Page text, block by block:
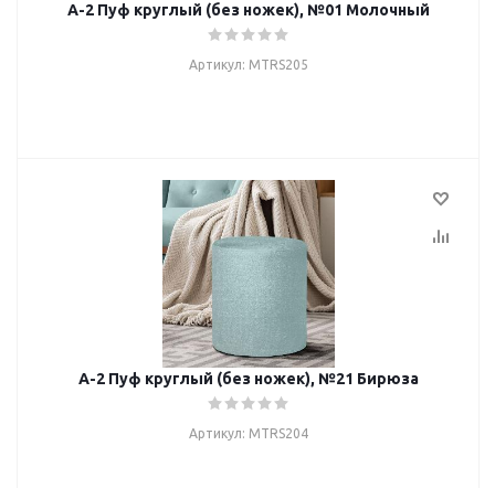
А-2 Пуф круглый (без ножек), №01 Молочный
Артикул: MTRS205
А-2 Пуф круглый (без ножек), №21 Бирюза
Артикул: MTRS204